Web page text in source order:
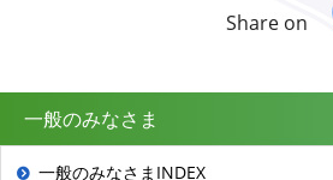
Share on
一般のみなさま
一般のみなさまINDEX